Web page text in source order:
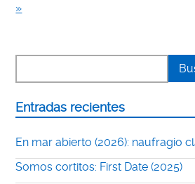
»
Entradas recientes
En mar abierto (2026): naufragio
Somos cortitos: First Date (2025)